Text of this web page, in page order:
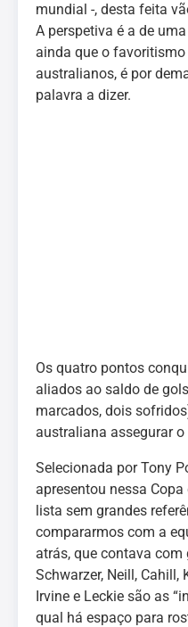
mundial -, desta feita
A perspetiva é a de
ainda que o
australianos, é por
palavra a dizer.
Os quatro pontos
aliados ao saldo de
marcados, dois
australiana assegurar
Selecionada por Tony
apresentou nessa
lista sem grandes
compararmos com a
atrás, que contava
Schwarzer, Neill, Cahill,
Irvine e Leckie são as
qual há espaço para